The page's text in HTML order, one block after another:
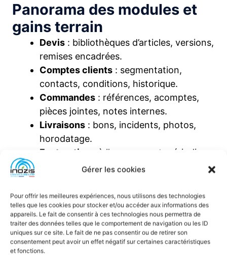
Gérer les cookies
Pour offrir les meilleures expériences, nous utilisons des technologies
telles que les cookies pour stocker et/ou accéder aux informations des
appareils. Le fait de consentir à ces technologies nous permettra de
traiter des données telles que le comportement de navigation ou les ID
uniques sur ce site. Le fait de ne pas consentir ou de retirer son
consentement peut avoir un effet négatif sur certaines caractéristiques
et fonctions.
Panorama des modules et
gains terrain
Devis : bibliothèques d’articles, versions,
remises encadrées.
Comptes clients : segmentation,
contacts, conditions, historique.
Commandes : références, acomptes,
pièces jointes, notes internes.
Livraisons : bons, incidents, photos,
horodatage.
Facturation
: à l’avancement, périodique,
avoirs, pénalités.
relances, contentieux.
Achats/Stocks: réappro, seuils,
fournisseurs, inventaires.
Produits: catalogues, variantes, codes-
barres, tarifs.